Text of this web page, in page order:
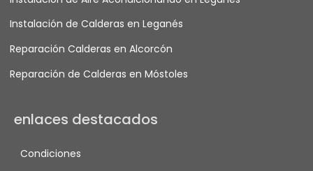
Instalación de Calderas en Leganés
Reparación Calderas en Alcorcón
Reparación de Calderas en Móstoles
enlaces destacados
Condiciones